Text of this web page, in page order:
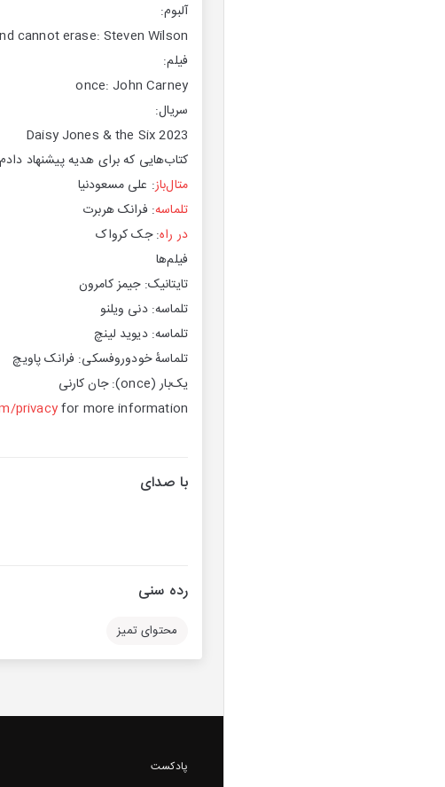
آلبوم:
cannot erase: Steven Wilson
فیلم:
once: John Carney
سریال:
Daisy Jones & the Six 2023
کتاب‌هایی که برای هدیه پیشنهاد دادم
متال‌باز: علی مسعودنیا
تلماسه: فرانک هربرت
در راه: جک کرواک
فیلم‌ها
تایتانیک: جیمز کامرون
تلماسه: دنی ویلنو
تلماسه: دیوید لینچ
تلماسهٔ خودوروفسکی: فرانک پاویچ
یک‌بار (once): جان کارنی
privacyfor more information.
با صدای
رده سنی
محتوای تمیز
پادکست